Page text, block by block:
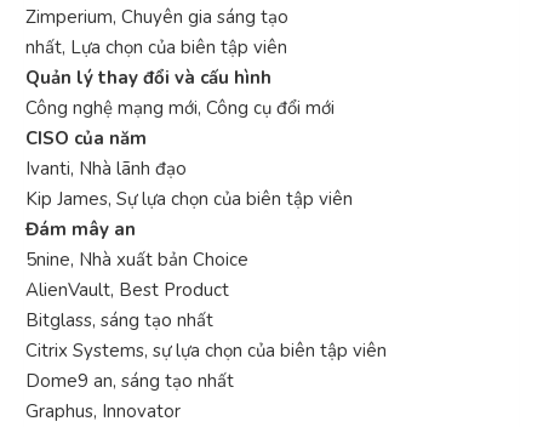
Zimperium, Chuyên gia sáng tạo
nhất, Lựa chọn của biên tập viên
Quản lý thay đổi và cấu hình
Công nghệ mạng mới, Công cụ đổi mới
CISO của năm
Ivanti, Nhà lãnh đạo
Kip James, Sự lựa chọn của biên tập viên
Đám mây an
5nine, Nhà xuất bản Choice
AlienVault, Best Product
Bitglass, sáng tạo nhất
Citrix Systems, sự lựa chọn của biên tập viên
Dome9 an, sáng tạo nhất
Graphus, Innovator